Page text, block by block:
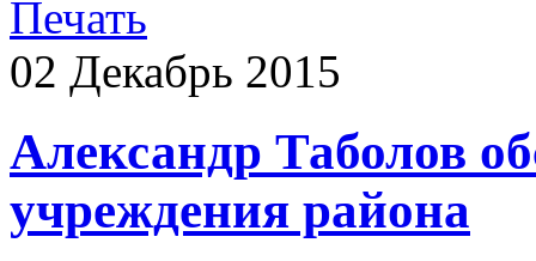
02 Декабрь 2015
Александр Таболов
учреждения района